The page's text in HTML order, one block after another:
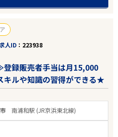
人ID 223938
録販売者手当は月15,000
キルや知識の習得ができる★
市南浦和駅 (JR京浜東北線)